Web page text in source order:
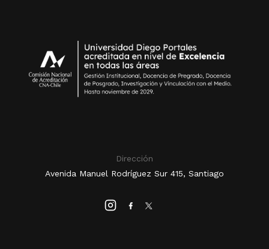
Dirección
Avenida Manuel Rodríguez Sur 415, Santiago